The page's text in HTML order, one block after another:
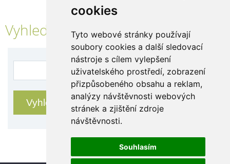
cookies
Tyto webové stránky používají
soubory cookies a další sledovací
nástroje s cílem vylepšení
uživatelského prostředí, zobrazení
přizpůsobeného obsahu a reklam,
analýzy návštěvnosti webových
stránek a zjištění zdroje
návštěvnosti.
Souhlasím
Vyhledávání